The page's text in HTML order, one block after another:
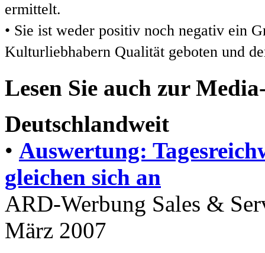
ermittelt.
• Sie ist weder positiv noch negativ ein
Kulturliebhabern Qualität geboten und
Lesen Sie auch zur
Deutschlandweit
• Auswertung:
gleichen sich an
ARD-Werbung Sales &
März 2007